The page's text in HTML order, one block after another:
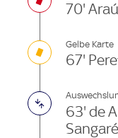
70'
Gelbe Karte
67'
63' de